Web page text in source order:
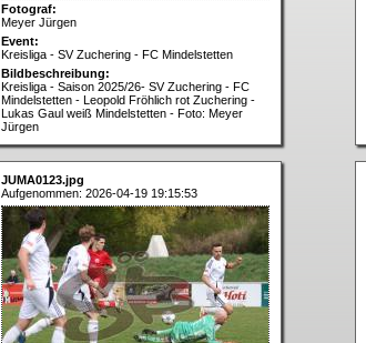
Fotograf:
Meyer Jürgen
Event:
Kreisliga - SV Zuchering - FC Mindelstetten
Bildbeschreibung:
Kreisliga - Saison 2025/26- SV Zuchering - FC
Mindelstetten - Leopold Fröhlich rot Zuchering -
Lukas Gaul weiß Mindelstetten - Foto: Meyer
Jürgen
JUMA0123.jpg
Aufgenommen: 2026-04-19 19:15:53